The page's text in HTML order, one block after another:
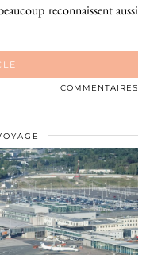
reconnaissent aussi
COMMENTAIRES